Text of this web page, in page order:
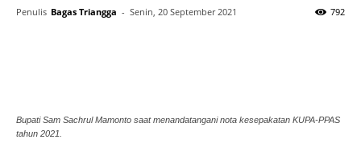
Penulis Bagas Triangga - Senin, 20 September 2021 792
Bupati Sam Sachrul Mamonto saat menandatangani nota kesepakatan KUPA-PPAS
tahun 2021.